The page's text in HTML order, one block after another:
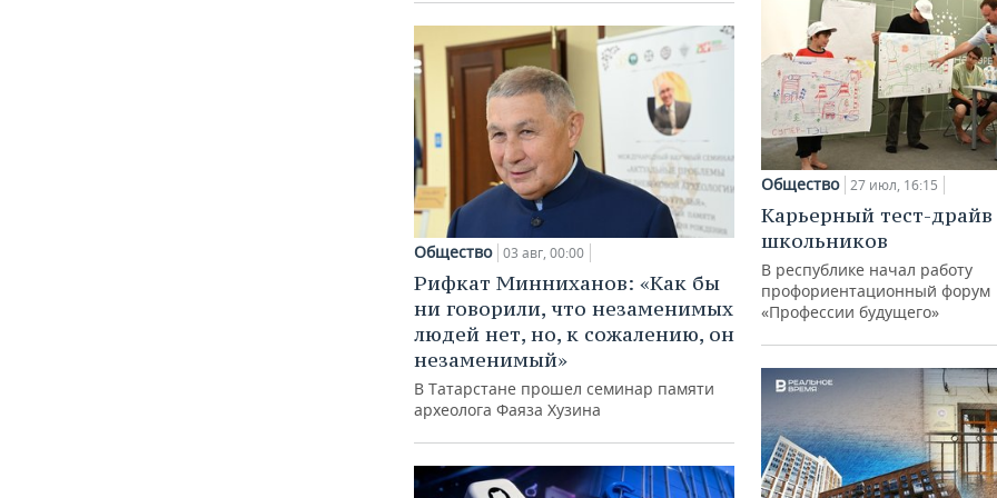
Общество 03 авг, 00:00
Рифкат Минниханов: «Как бы
ни говорили, что незаменимых
людей нет, но, к сожалению, он
незаменимый»
В Татарстане прошел семинар памяти
археолога Фаяза Хузина
Общество 27 июл, 16:15
Карьерный тест-драйв
школьников
В республике начал работу
профориентационный форум
«Профессии будущего»